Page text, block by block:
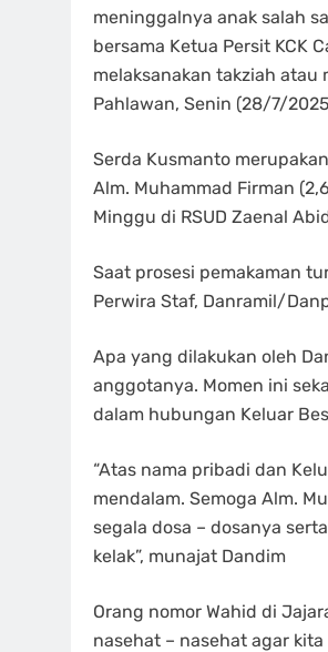
meninggalnya anak salah
bersama Ketua Persit KCK
melaksanakan takziah atau
Pahlawan, Senin (28/7/
Serda Kusmanto
Alm. Muhammad Firman
Minggu di RSUD Zaenal
Saat prosesi pemakaman
Perwira Staf, Danramil/
Apa yang dilakukan oleh
anggotanya. Momen ini
dalam hubungan Keluar
“Atas nama pribadi dan
mendalam. Semoga Alm.
segala dosa – dosanya
kelak”, munajat Dandim
Orang nomor Wahid di
nasehat – nasehat agar